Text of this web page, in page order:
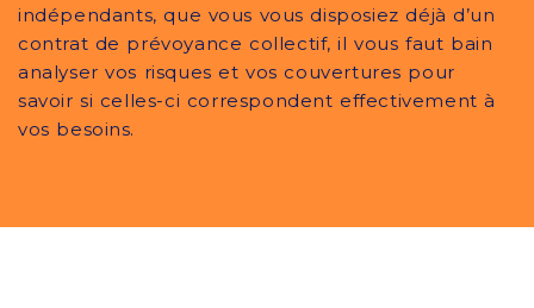
indépendants, que vous vous disposiez déjà d’un
contrat de prévoyance collectif, il vous faut bain
analyser vos risques et vos couvertures pour
savoir si celles-ci correspondent effectivement à
vos besoins.